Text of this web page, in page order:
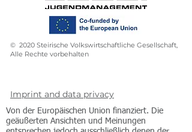
© 2020 Steirische Volkswirtschaftliche Gesellschaft,
Alle Rechte vorbehalten
Imprint and data privacy
Von der Europäischen Union finanziert. Die
geäußerten Ansichten und Meinungen